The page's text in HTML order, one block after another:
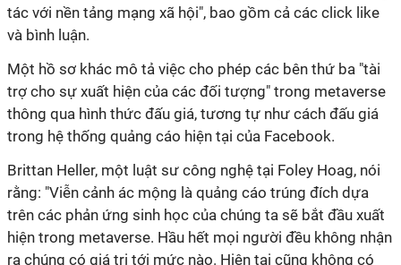
tác với nền tảng mạng xã hội", bao gồm cả các click like
và bình luận.
Một hồ sơ khác mô tả việc cho phép các bên thứ ba "tài
trợ cho sự xuất hiện của các đối tượng" trong metaverse
thông qua hình thức đấu giá, tương tự như cách đấu giá
trong hệ thống quảng cáo hiện tại của Facebook.
Brittan Heller, một luật sư công nghệ tại Foley Hoag, nói
rằng: "Viễn cảnh ác mộng là quảng cáo trúng đích dựa
trên các phản ứng sinh học của chúng ta sẽ bắt đầu xuất
hiện trong metaverse. Hầu hết mọi người đều không nhận
ra chúng có giá trị tới mức nào. Hiện tại cũng không có